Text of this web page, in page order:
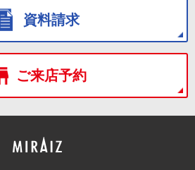
資料請求
ご来店予約